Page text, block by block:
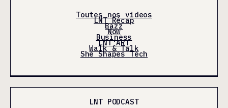
Toutes nos videos
LNT Récap
Bazz
Now
Business
LNT'ART
Walk & Talk
She Shapes Tech
LNT PODCAST